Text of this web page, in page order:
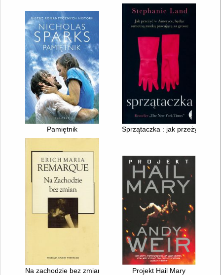
Pamiętnik Sprzątaczka : jak przeżyć w
Na zachodzie bez zmian Projekt Hail Mary